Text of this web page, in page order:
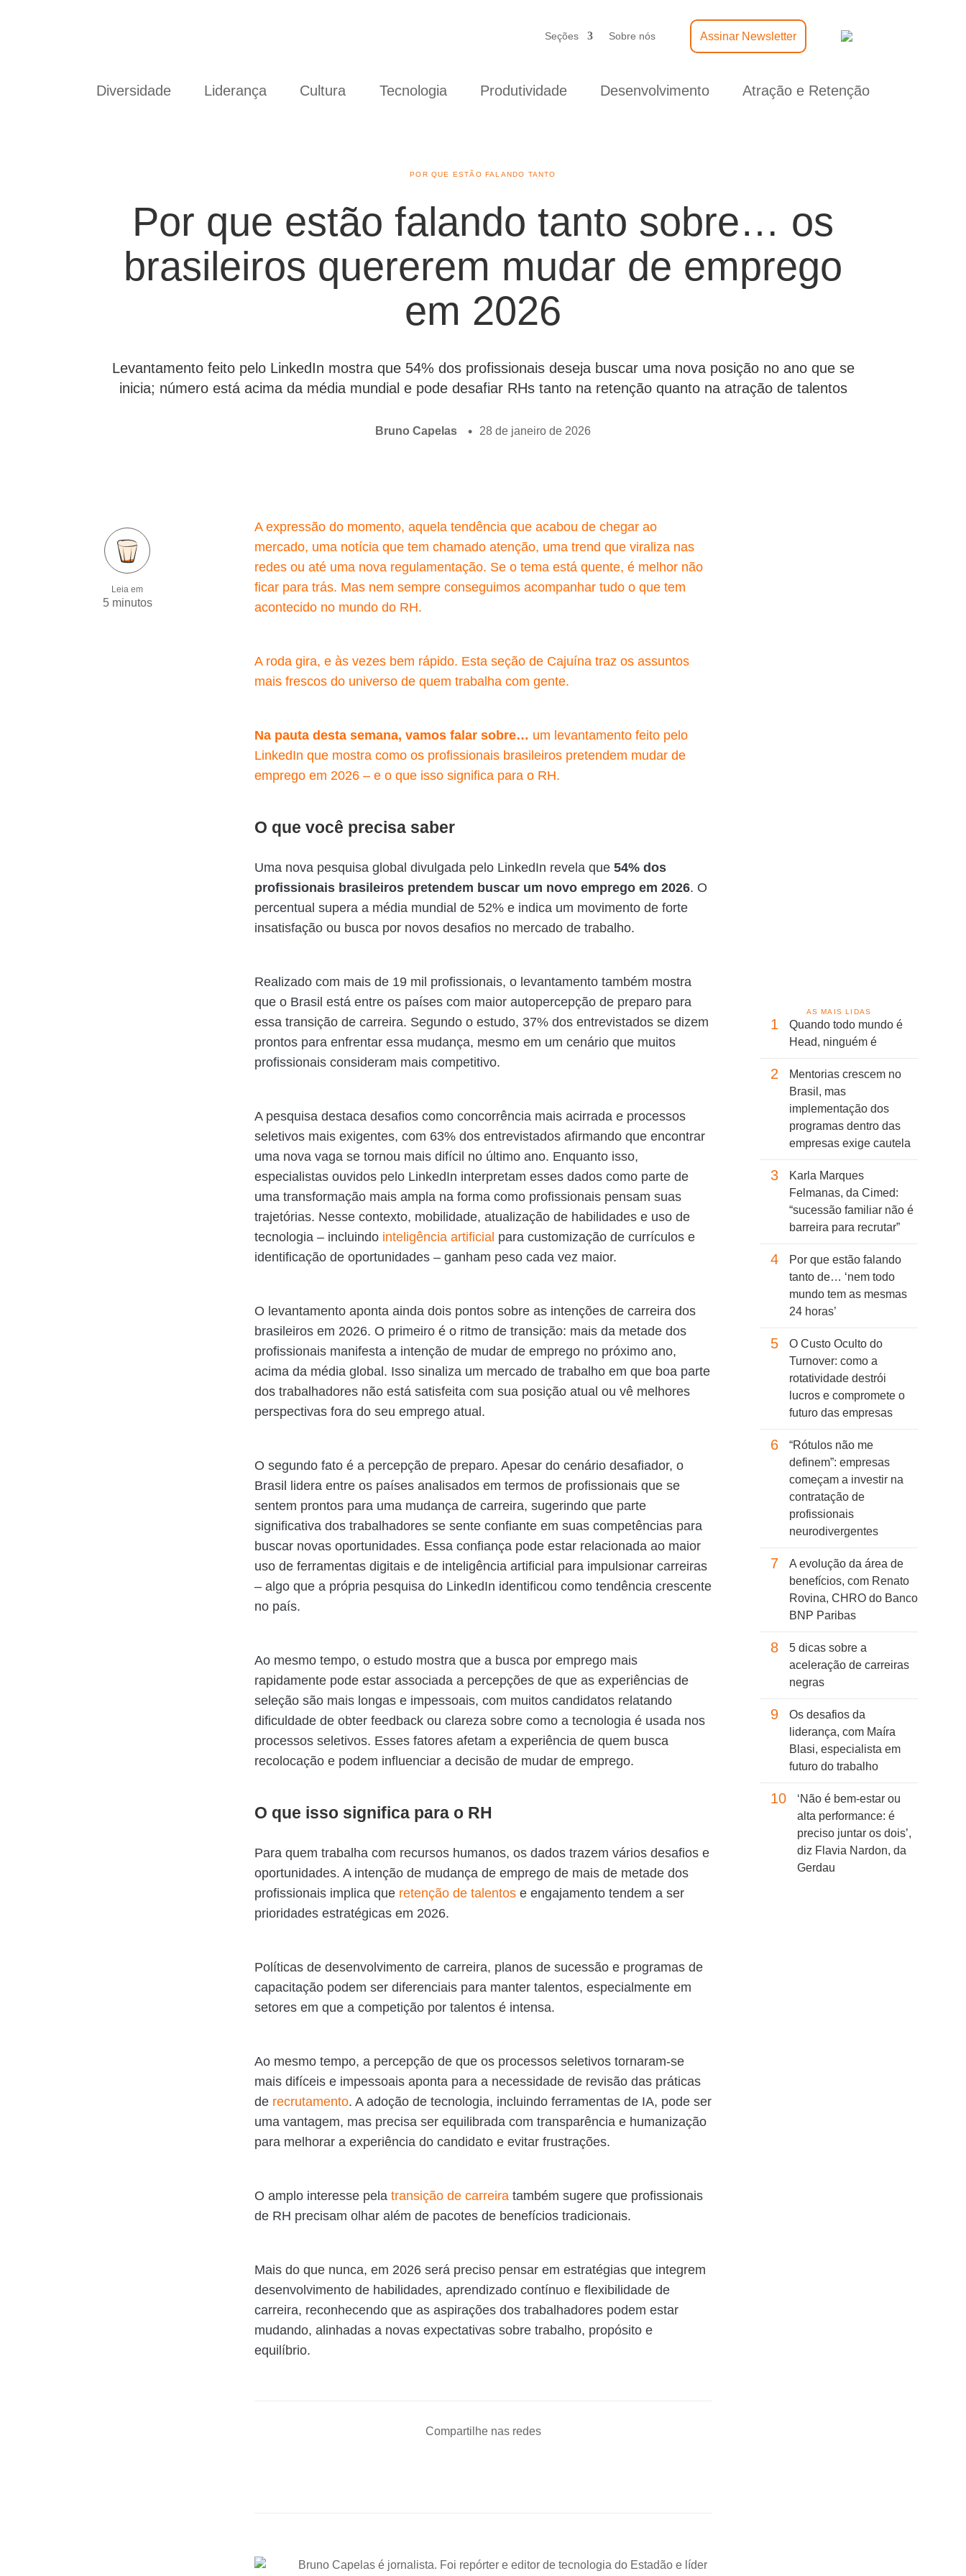
Seções Sobre nós Assinar Newsletter
Diversidade Liderança Cultura Tecnologia Produtividade Desenvolvimento Atração e Retenção
POR QUE ESTÃO FALANDO TANTO
Por que estão falando tanto sobre… os
brasileiros quererem mudar de emprego
em 2026
Levantamento feito pelo LinkedIn mostra que 54% dos profissionais deseja buscar uma nova posição no ano que se
inicia; número está acima da média mundial e pode desafiar RHs tanto na retenção quanto na atração de talentos
Bruno Capelas 28 de janeiro de 2026
Leia em
5 minutos
A expressão do momento, aquela tendência que acabou de chegar ao
mercado, uma notícia que tem chamado atenção, uma trend que viraliza nas
redes ou até uma nova regulamentação. Se o tema está quente, é melhor não
ficar para trás. Mas nem sempre conseguimos acompanhar tudo o que tem
acontecido no mundo do RH.
A roda gira, e às vezes bem rápido. Esta seção de Cajuína traz os assuntos
mais frescos do universo de quem trabalha com gente.
Na pauta desta semana, vamos falar sobre… um levantamento feito pelo
LinkedIn que mostra como os profissionais brasileiros pretendem mudar de
emprego em 2026 – e o que isso significa para o RH.
O que você precisa saber
Uma nova pesquisa global divulgada pelo LinkedIn revela que 54% dos
profissionais brasileiros pretendem buscar um novo emprego em 2026. O
percentual supera a média mundial de 52% e indica um movimento de forte
insatisfação ou busca por novos desafios no mercado de trabalho.
Realizado com mais de 19 mil profissionais, o levantamento também mostra
que o Brasil está entre os países com maior autopercepção de preparo para
essa transição de carreira. Segundo o estudo, 37% dos entrevistados se dizem
prontos para enfrentar essa mudança, mesmo em um cenário que muitos
profissionais consideram mais competitivo.
A pesquisa destaca desafios como concorrência mais acirrada e processos
seletivos mais exigentes, com 63% dos entrevistados afirmando que encontrar
uma nova vaga se tornou mais difícil no último ano. Enquanto isso,
especialistas ouvidos pelo LinkedIn interpretam esses dados como parte de
uma transformação mais ampla na forma como profissionais pensam suas
trajetórias. Nesse contexto, mobilidade, atualização de habilidades e uso de
tecnologia – incluindo inteligência artificial para customização de currículos e
identificação de oportunidades – ganham peso cada vez maior.
O levantamento aponta ainda dois pontos sobre as intenções de carreira dos
brasileiros em 2026. O primeiro é o ritmo de transição: mais da metade dos
profissionais manifesta a intenção de mudar de emprego no próximo ano,
acima da média global. Isso sinaliza um mercado de trabalho em que boa parte
dos trabalhadores não está satisfeita com sua posição atual ou vê melhores
perspectivas fora do seu emprego atual.
O segundo fato é a percepção de preparo. Apesar do cenário desafiador, o
Brasil lidera entre os países analisados em termos de profissionais que se
sentem prontos para uma mudança de carreira, sugerindo que parte
significativa dos trabalhadores se sente confiante em suas competências para
buscar novas oportunidades. Essa confiança pode estar relacionada ao maior
uso de ferramentas digitais e de inteligência artificial para impulsionar carreiras
– algo que a própria pesquisa do LinkedIn identificou como tendência crescente
no país.
Ao mesmo tempo, o estudo mostra que a busca por emprego mais
rapidamente pode estar associada a percepções de que as experiências de
seleção são mais longas e impessoais, com muitos candidatos relatando
dificuldade de obter feedback ou clareza sobre como a tecnologia é usada nos
processos seletivos. Esses fatores afetam a experiência de quem busca
recolocação e podem influenciar a decisão de mudar de emprego.
O que isso significa para o RH
Para quem trabalha com recursos humanos, os dados trazem vários desafios e
oportunidades. A intenção de mudança de emprego de mais de metade dos
profissionais implica que retenção de talentos e engajamento tendem a ser
prioridades estratégicas em 2026.
Políticas de desenvolvimento de carreira, planos de sucessão e programas de
capacitação podem ser diferenciais para manter talentos, especialmente em
setores em que a competição por talentos é intensa.
Ao mesmo tempo, a percepção de que os processos seletivos tornaram-se
mais difíceis e impessoais aponta para a necessidade de revisão das práticas
de recrutamento. A adoção de tecnologia, incluindo ferramentas de IA, pode ser
uma vantagem, mas precisa ser equilibrada com transparência e humanização
para melhorar a experiência do candidato e evitar frustrações.
O amplo interesse pela transição de carreira também sugere que profissionais
de RH precisam olhar além de pacotes de benefícios tradicionais.
Mais do que nunca, em 2026 será preciso pensar em estratégias que integrem
desenvolvimento de habilidades, aprendizado contínuo e flexibilidade de
carreira, reconhecendo que as aspirações dos trabalhadores podem estar
mudando, alinhadas a novas expectativas sobre trabalho, propósito e
equilíbrio.
AS MAIS LIDAS
1
Quando todo mundo é
Head, ninguém é
2
Mentorias crescem no
Brasil, mas
implementação dos
programas dentro das
empresas exige cautela
3
Karla Marques
Felmanas, da Cimed:
“sucessão familiar não é
barreira para recrutar”
4
Por que estão falando
tanto de… ‘nem todo
mundo tem as mesmas
24 horas’
5
O Custo Oculto do
Turnover: como a
rotatividade destrói
lucros e compromete o
futuro das empresas
6
“Rótulos não me
definem”: empresas
começam a investir na
contratação de
profissionais
neurodivergentes
7
A evolução da área de
benefícios, com Renato
Rovina, CHRO do Banco
BNP Paribas
8
5 dicas sobre a
aceleração de carreiras
negras
9
Os desafios da
liderança, com Maíra
Blasi, especialista em
futuro do trabalho
10
‘Não é bem-estar ou
alta performance: é
preciso juntar os dois’,
diz Flavia Nardon, da
Gerdau
Compartilhe nas redes
Bruno Capelas é jornalista. Foi repórter e editor de tecnologia do Estadão e líder